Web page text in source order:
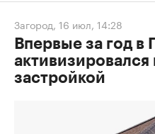
Загород, 16 июл, 14:28
Впервые за год в
застройкой